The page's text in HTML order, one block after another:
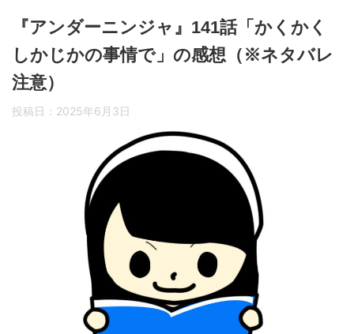
『アンダーニンジャ』141話「かくかく
しかじかの事情で」の感想（※ネタバレ
注意）
投稿日： 2025年6月3日